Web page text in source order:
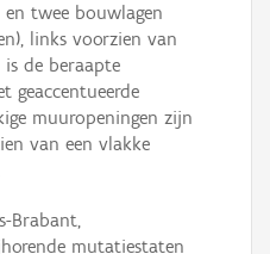
twee bouwlagen
links voorzien van
is de beraapte
geaccentueerde
muuropeningen zijn
van een vlakke
Brabant,
mutatiestaten